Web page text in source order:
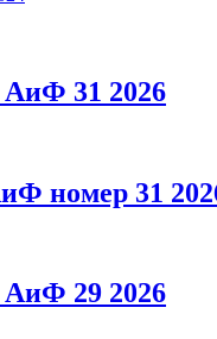
АиФ 31 2026
номер 31
АиФ 29 2026